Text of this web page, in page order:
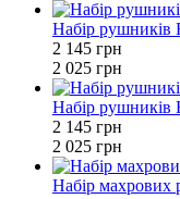
Набір рушників
2 145 грн
2 025 грн
Набір рушників
2 145 грн
2 025 грн
Набір махрових